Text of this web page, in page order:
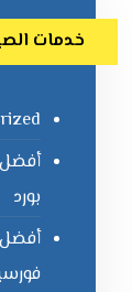
خدمات
بورد